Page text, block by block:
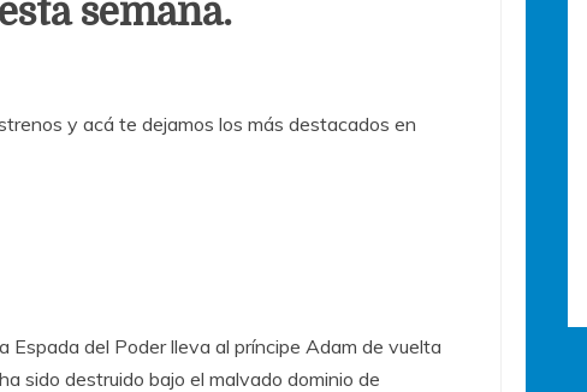
semana.
y acá te dejamos los más destacados en
Espada del Poder lleva al príncipe Adam de vuelta
sido destruido bajo el malvado dominio de